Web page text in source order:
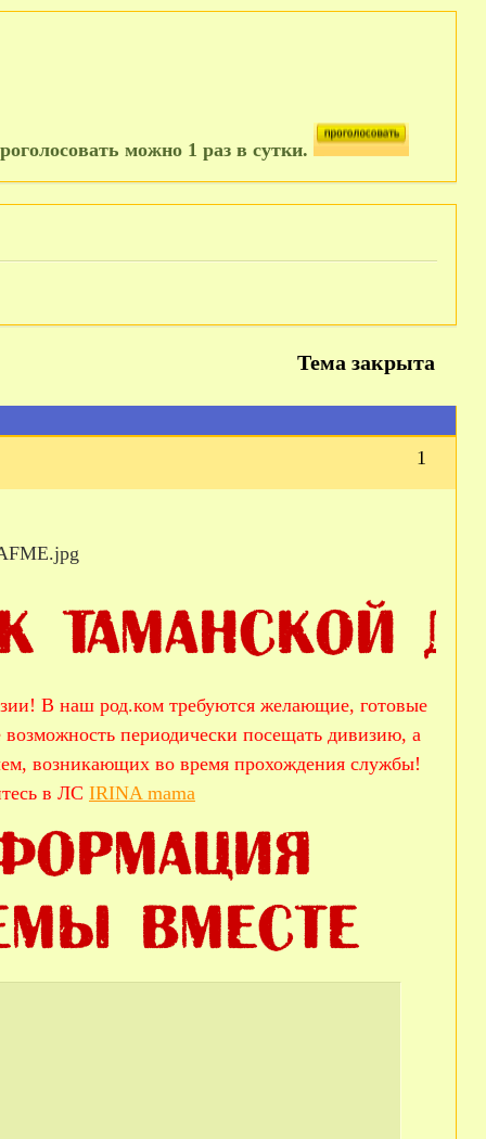
можно 1 раз в сутки.
Тема закрыта
1
В наш род.ком требуются желающие, готовые
периодически посещать дивизию, а
возникающих во время прохождения службы!
в ЛС IRINA mama